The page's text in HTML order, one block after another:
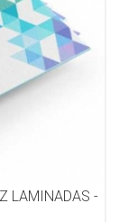
LAMINADAS -